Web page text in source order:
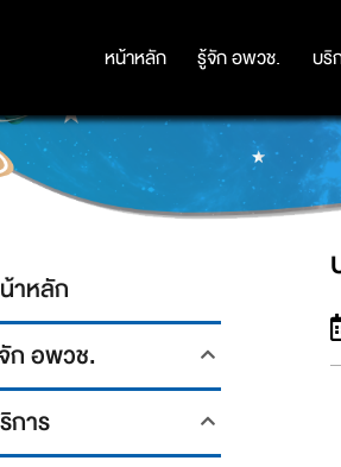
หน้าหลัก รู้จัก อพวช. บริ
หน้าหลัก รู้จัก อพวช. บริ
าหลัก
ก อพวช.
การ